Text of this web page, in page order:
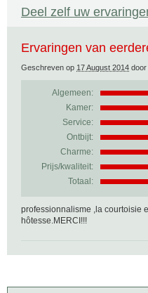
Deel zelf uw
Ervaringen van
Geschreven op 17 August 2014 door
Algemeen:
Kamer:
Service:
Ontbijt:
Charme:
Prijs/kwaliteit:
Totaal:
professionnalisme ,la courtoisie
hôtesse.MERCI!!!